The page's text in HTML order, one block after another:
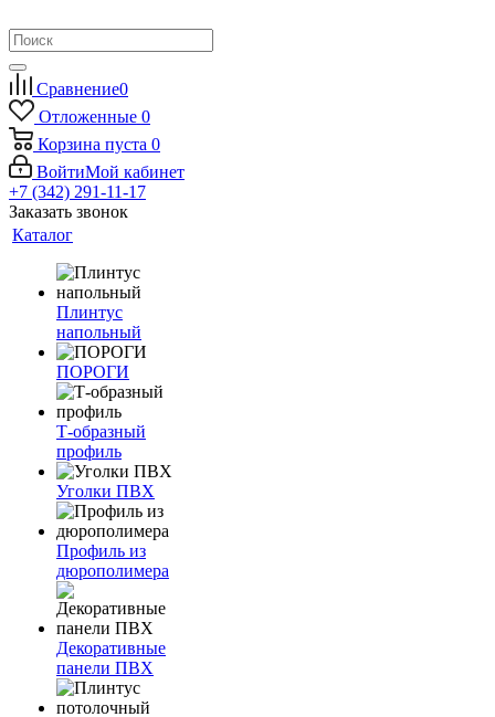
Сравнение0
Отложенные 0
Корзина пуста 0
ВойтиМой кабинет
+7 (342) 291-11-17
Заказать звонок
Каталог
Плинтус
напольный
ПОРОГИ
Т-образный
профиль
Уголки ПВХ
Профиль из
дюрополимера
Декоративные
панели ПВХ